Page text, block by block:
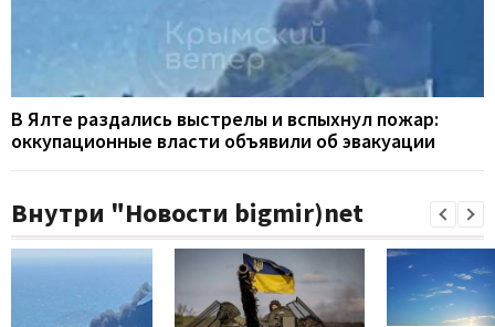
В Ялте раздались выстрелы и вспыхнул пожар:
оккупационные власти объявили об эвакуации
Внутри "Новости bigmir)net